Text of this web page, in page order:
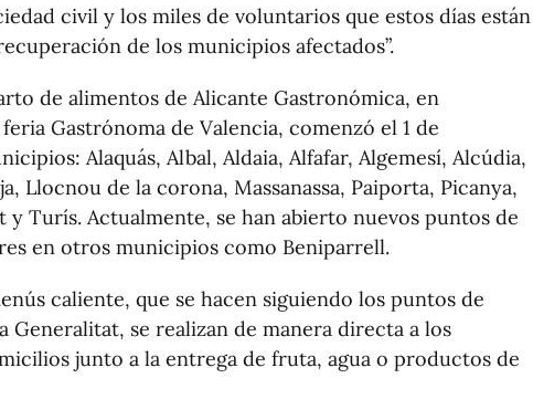
civil y los miles de voluntarios que estos días están
de los municipios afectados”.
de alimentos de Alicante Gastronómica, en
Gastrónoma de Valencia, comenzó el 1 de
Alaquás, Albal, Aldaia, Alfafar, Algemesí, Alcúdia,
Llocnou de la corona, Massanassa, Paiporta, Picanya,
y Turís. Actualmente, se han abierto nuevos puntos de
en otros municipios como Beniparrell.
caliente, que se hacen siguiendo los puntos de
Generalitat, se realizan de manera directa a los
junto a la entrega de fruta, agua o productos de